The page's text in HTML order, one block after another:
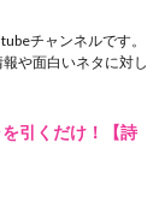
チャンネルです。
や面白いネタに対し
引くだけ！【詩